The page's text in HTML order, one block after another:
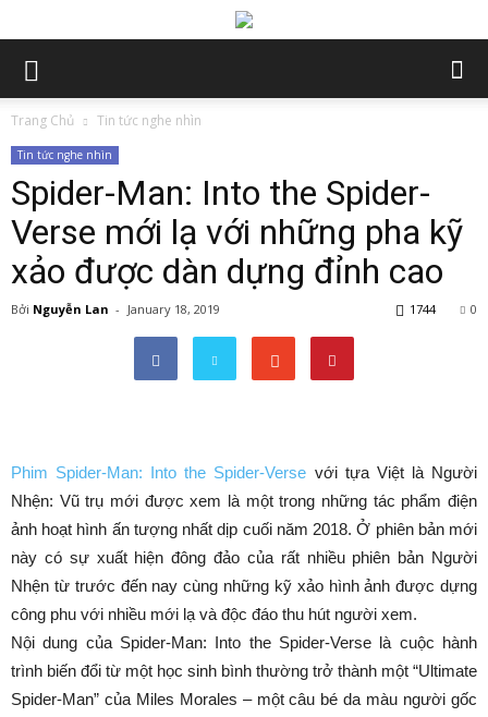
Trang Chủ Tin tức nghe nhìn
Tin tức nghe nhìn
Spider-Man: Into the Spider-
Verse mới lạ với những pha kỹ
xảo được dàn dựng đỉnh cao
Bởi Nguyễn Lan - January 18, 2019 0
1744
Phim Spider-Man: Into the Spider-Verse với tựa Việt là Người
Nhện: Vũ trụ mới được xem là một trong những tác phẩm điện
ảnh hoạt hình ấn tượng nhất dịp cuối năm 2018. Ở phiên bản mới
này có sự xuất hiện đông đảo của rất nhiều phiên bản Người
Nhện từ trước đến nay cùng những kỹ xảo hình ảnh được dựng
công phu với nhiều mới lạ và độc đáo thu hút người xem.
Nội dung của Spider-Man: Into the Spider-Verse là cuộc hành
trình biến đổi từ một học sinh bình thường trở thành một “Ultimate
Spider-Man” của Miles Morales – một câu bé da màu người gốc